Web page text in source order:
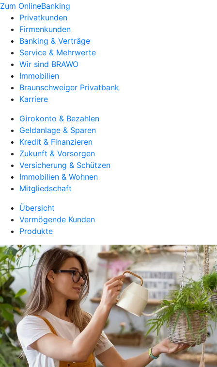
Zum OnlineBanking
Privatkunden
Firmenkunden
Banking & Verträge
Service & Mehrwerte
Wir sind BRAWO
Immobilien
Braunschweiger Privatbank
Karriere
Girokonto & Bezahlen
Geldanlage & Sparen
Kredit & Finanzieren
Zukunft & Vorsorgen
Versicherung & Schützen
Immobilien & Wohnen
Mitgliedschaft
Übersicht
Vermögende Kunden
Produkte